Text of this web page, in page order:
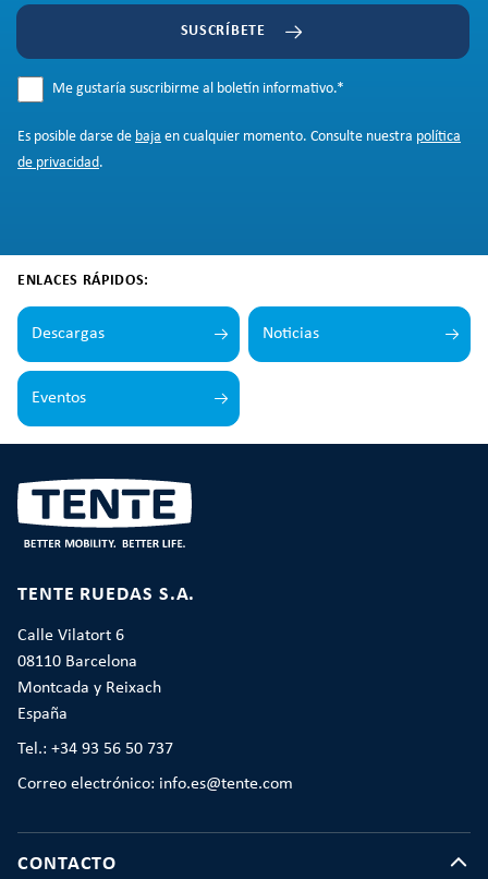
SUSCRÍBETE
Me gustaría suscribirme al boletín informativo.*
Es posible darse de baja en cualquier momento. Consulte nuestra política
de privacidad.
ENLACES RÁPIDOS:
Descargas Noticias
Eventos
TENTE RUEDAS S.A.
Calle Vilatort 6
08110 Barcelona
Montcada y Reixach
España
Tel.: +34 93 56 50 737
Correo electrónico: info.es@tente.com
CONTACTO